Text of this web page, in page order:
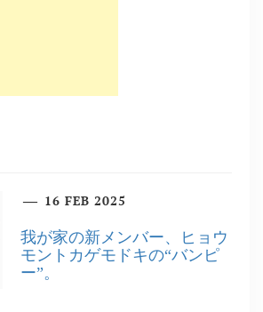
16 FEB 2025
我が家の新メンバー、ヒョウ
モントカゲモドキの“バンピ
ー”。